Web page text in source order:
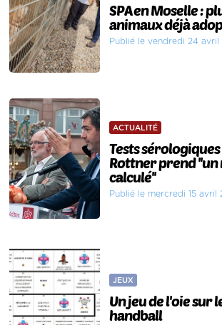
SPA en Moselle :
animaux déjà
Publié le vendredi 24 avril
ACTUALITÉ
Tests sérologiques
Rottner prend ''un
calculé''
Publié le mercredi 15 avril
JEUX
Un jeu de l'oie sur
handball